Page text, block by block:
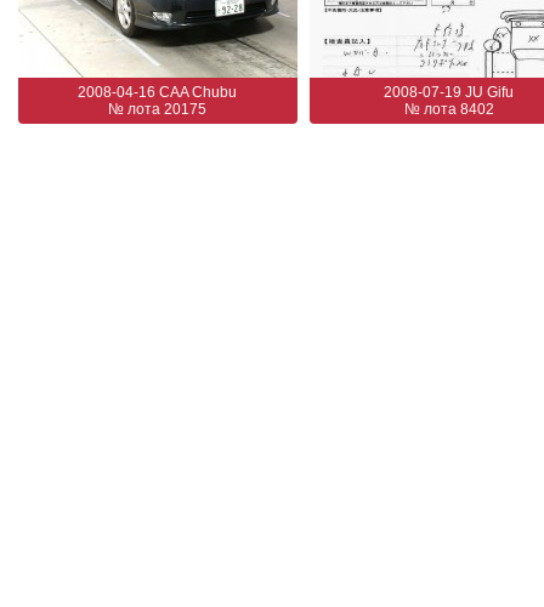
2008-04-16 CAA Chubu
№ лота 20175
2008-07-19 JU Gifu
№ лота 8402